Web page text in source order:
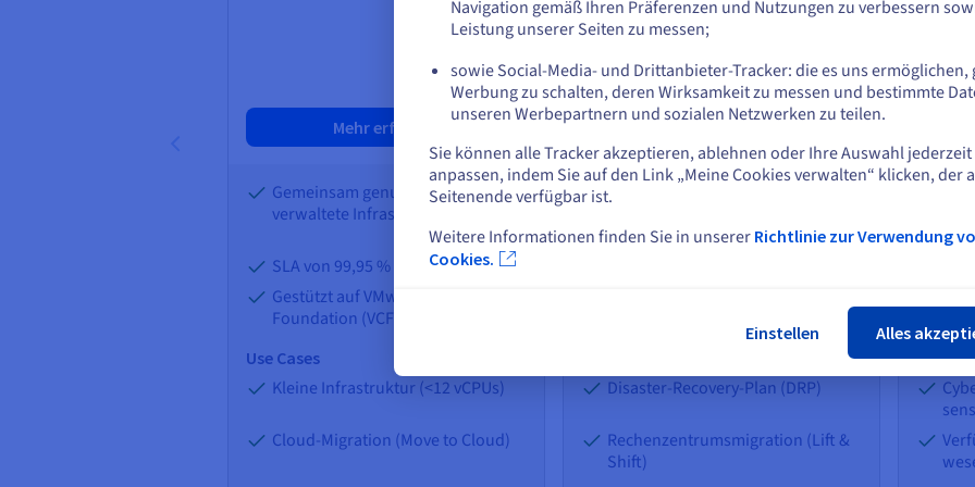
Mehr erfahren
Gemeinsam genutzte und
verwaltete Infrastruktur
SLA von 99,95 %
Gestützt auf VMware Cloud
Foundation (VCF)
Use Cases
Kleine Infrastruktur (<12 vCPUs)
Cloud-Migration (Move to Cloud)
Mehr erfahren
Dedizierte und gemanagte
Disaster-Recovery-Plan (DRP)
Rechenzentrumsmigration (Lift &
Shift)
Use
Auf der aktuellen Website bleiben
Eine andere Website wählen
Navigation gemäß Ihren Präferenzen und Nutzungen zu verbessern
Leistung unserer Seiten zu messen;
sowie Social-Media- und Drittanbieter-Tracker: die es uns ermöglichen,
Werbung zu schalten, deren Wirksamkeit zu messen und bestimmte
unseren Werbepartnern und sozialen Netzwerken zu teilen.
Sie können alle Tracker akzeptieren, ablehnen oder Ihre Auswahl jederzeit
anpassen, indem Sie auf den Link „Meine Cookies verwalten“ klicken, der
Seitenende verfügbar ist.
Weitere Informationen finden Sie in unserer Richtlinie zur Verwendung
Cookies.
Einstellen Alles